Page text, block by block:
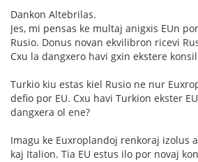
Dankon Altebrilas.
Jes, mi pensas ke multaj anigxis EUn
Rusio. Donus novan ekvilibron ricevi
Cxu la dangxero havi gxin ekstere
Turkio kiu estas kiel Rusio ne nur
defio por EU. Cxu havi Turkion ekster
dangxera ol ene?
Imagu ke Euxroplandoj renkoraj izolus
kaj Italion. Tia EU estus ilo por novaj